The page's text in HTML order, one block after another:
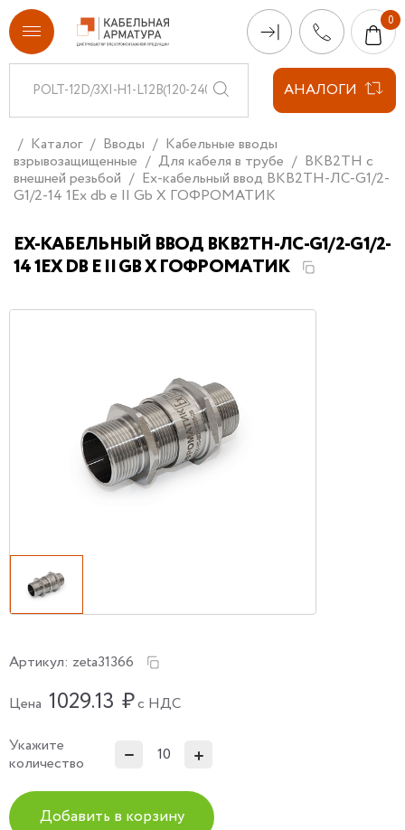
АНАЛОГИ
Каталог Вводы
Кабельные вводы
взрывозащищенные
Для кабеля в трубе
ВКВ2ТН с
внешней резьбой
Ех-кабельный ввод ВКВ2ТН-ЛС-G1/2-
G1/2-14 1Ex db e II Gb X ГОФРОМАТИК
ЕХ-КАБЕЛЬНЫЙ ВВОД ВКВ2ТН-ЛС-G1/2-G1/2-
14 1EX DB E II GB X ГОФРОМАТИК
Артикул: zeta31366
Цена 1029.13 ₽с НДС
Укажите
количество
Добавить в корзину